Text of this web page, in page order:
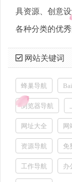
具资源、创意
各种分类的优秀
网站关键词
蜂巢导航
浏览器导航
网址大全 网
资源导航 免
工作导航 办